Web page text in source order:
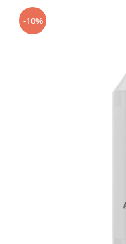
Decontaminare
-10%